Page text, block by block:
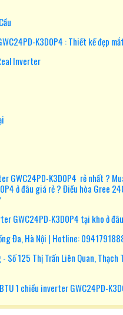
K3D0P4 : Thiết kế đẹp
Inverter
GWC24PD-K3D0P4 rẻ nhất ?
ở đâu giá rẻ ? Điều hòa Gree
GWC24PD-K3D0P4 tại kho ở
Đa, Hà Nội | Hotline:
Số 125 Thị Trấn Liên Quan, Thạch
1 chiều inverter GWC24PD-